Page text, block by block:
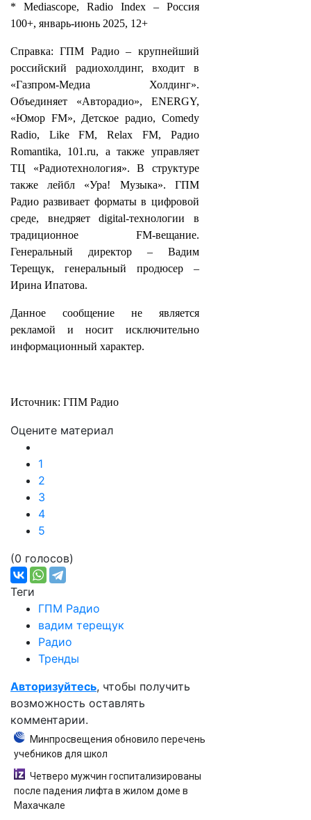
* Mediascope, Radio Index – Россия
100+, январь-июнь 2025, 12+
Справка: ГПМ Радио – крупнейший
российский радиохолдинг, входит в
«Газпром-Медиа Холдинг».
Объединяет «Авторадио», ENERGY,
«Юмор FM», Детское радио, Comedy
Radio, Like FM, Relax FM, Радио
Romantika, 101.ru, а также управляет
ТЦ «Радиотехнология». В структуре
также лейбл «Ура! Музыка». ГПМ
Радио развивает форматы в цифровой
среде, внедряет digital-технологии в
традиционное FM-вещание.
Генеральный директор – Вадим
Терещук, генеральный продюсер –
Ирина Ипатова.
Данное сообщение не является
рекламой и носит исключительно
информационный характер.
Источник: ГПМ Радио
Оцените материал
1
2
3
4
5
(0 голосов)
Теги
ГПМ Радио
вадим терещук
Радио
Тренды
Авторизуйтесь, чтобы получить
возможность оставлять
комментарии.
Минпросвещения обновило перечень
учебников для школ
Четверо мужчин госпитализированы
после падения лифта в жилом доме в
Махачкале